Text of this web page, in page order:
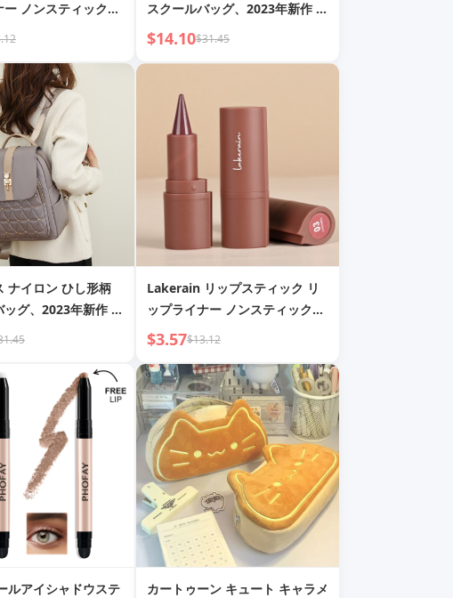
ー ノンスティックカ
ット リップライナー
ック
スクールバッグ、2023年新作 大
容量 韓国風 カジュアル 学生 韓
国風 トラベルバックパック
$14.10$31.45
ナイロン ひし形柄
ッグ、2023年新作 大
カジュアル 学生 韓
ルバックパック
Lakerain リップスティック リ
ップライナー ノンスティックカ
ップ 保湿マット リップライナー
リップスティック
$3.57$13.12
ルアイシャドウステ
カートゥーン キュート キャラメ